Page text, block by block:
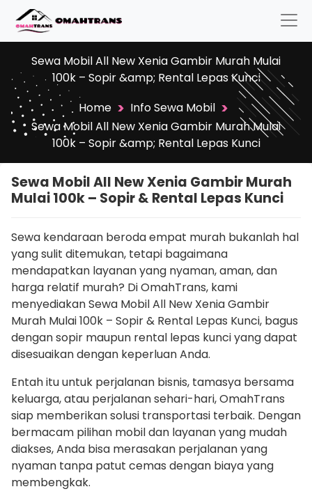
Sewa Mobil All New Xenia Gambir Murah Mulai
100k – Sopir &amp; Rental Lepas Kunci
Home > Info Sewa Mobil >
Sewa Mobil All New Xenia Gambir Murah Mulai
100k – Sopir &amp; Rental Lepas Kunci
Sewa Mobil All New Xenia Gambir Murah
Mulai 100k – Sopir & Rental Lepas Kunci
Sewa kendaraan beroda empat murah bukanlah hal
yang sulit ditemukan, tetapi bagaimana
mendapatkan layanan yang nyaman, aman, dan
harga relatif murah? Di OmahTrans, kami
menyediakan Sewa Mobil All New Xenia Gambir
Murah Mulai 100k – Sopir & Rental Lepas Kunci, bagus
dengan sopir maupun rental lepas kunci yang dapat
disesuaikan dengan keperluan Anda.
Entah itu untuk perjalanan bisnis, tamasya bersama
keluarga, atau perjalanan sehari-hari, OmahTrans
siap memberikan solusi transportasi terbaik. Dengan
bermacam pilihan mobil dan layanan yang mudah
diakses, Anda bisa merasakan perjalanan yang
nyaman tanpa patut cemas dengan biaya yang
membengkak.